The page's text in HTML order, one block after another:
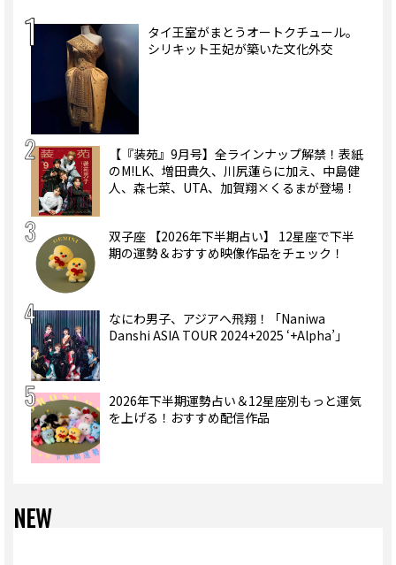
タイ王室がまとうオートクチュール。
シリキット王妃が築いた文化外交
【『装苑』9月号】全ラインナップ解禁！表紙
のM!LK、増田貴久、川尻蓮らに加え、中島健
人、森七菜、UTA、加賀翔×くるまが登場！
双子座 【2026年下半期占い】 12星座で下半
期の運勢＆おすすめ映像作品をチェック！
なにわ男子、アジアへ飛翔！「Naniwa
Danshi ASIA TOUR 2024+2025 ‘+Alpha’」
2026年下半期運勢占い＆12星座別もっと運気
を上げる！おすすめ配信作品
NEW